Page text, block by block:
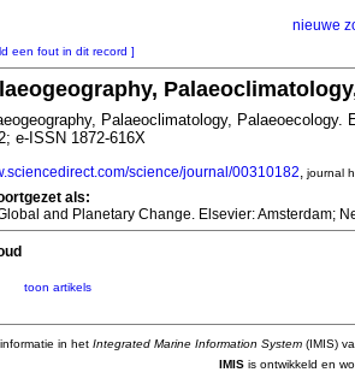
nieuwe
een fout in dit record ]
Palaeoclimatology,
e-ISSN 1872-616X
science/journal/00310182, journal
als:
and Planetary Change. Elsevier: Amsterdam;
toon artikels
in het Integrated Marine Information System (IMIS)
IMIS is ontwikkeld en